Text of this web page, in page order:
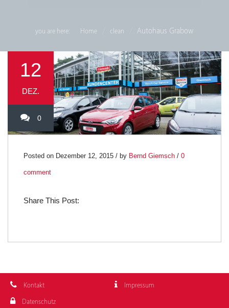
you are here: Home clean Autohaus Grabow
12
DEZ.
0
Posted on Dezember 12, 2015 / by Bernd Giemsch / 0
comment
Share This Post:
Kontakt
Impressum
Datenschutz